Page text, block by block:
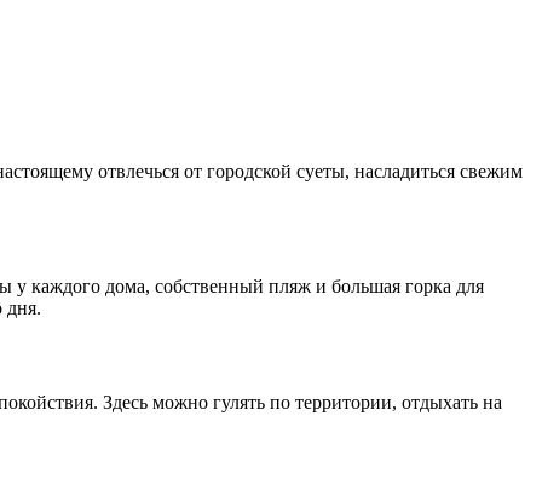
отвлечься от городской суеты, насладиться свежим
у каждого дома, собственный пляж и большая горка для
дня.
Здесь можно гулять по территории, отдыхать на